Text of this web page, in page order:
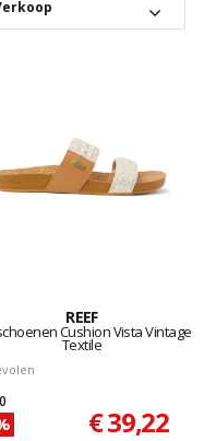
REEF
Cushion Vista Vintage
Textile
€ 39,22